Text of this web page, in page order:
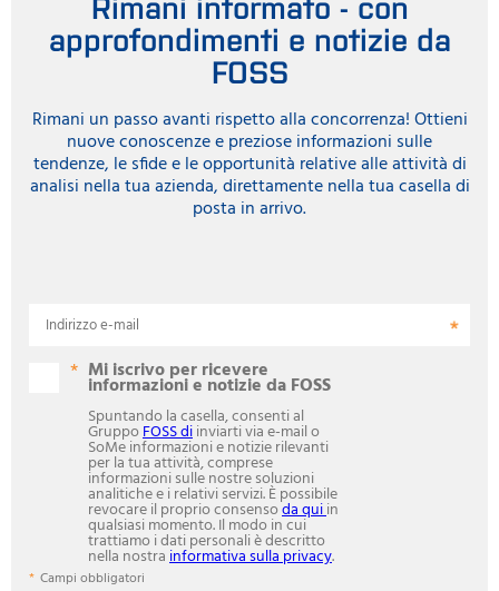
approfondimenti e notizie da
FOSS
Rimani un passo avanti rispetto alla concorrenza! Ottieni
nuove conoscenze e preziose informazioni sulle
tendenze, le sfide e le opportunità relative alle attività di
analisi nella tua azienda, direttamente nella tua casella di
posta in arrivo.
Indirizzo e-mail
Mi iscrivo per ricevere
informazioni e notizie da FOSS
Spuntando la casella, consenti al
GruppoFOSS diinviarti via e-mail o
SoMe informazioni e notizie rilevanti
per la tua attività, comprese
informazioni sulle nostre soluzioni
analitiche e i relativi servizi. È possibile
revocare il proprio consensoda quiin
qualsiasi momento. Il modo in cui
trattiamo i dati personali è descritto
nella nostrainformativa sulla privacy.
Campi obbligatori